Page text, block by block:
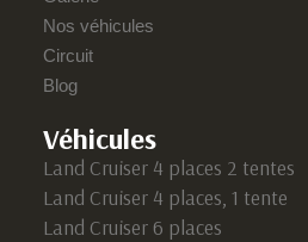
Nos véhicules
Circuit
Blog
Véhicules
Land Cruiser 4 places 2 tentes
Land Cruiser 4 places, 1 tente
Land Cruiser 6 places